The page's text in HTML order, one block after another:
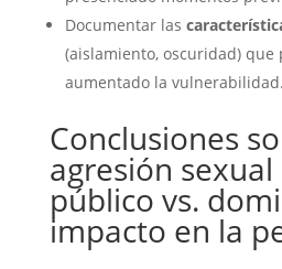
Documentar las
(aislamiento, oscuridad)
aumentado la vulnerabilidad.
Conclusiones
agresión
público vs.
impacto en la